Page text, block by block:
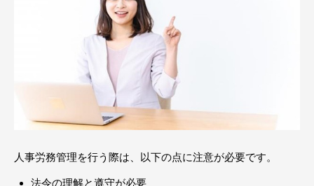
人事労務管理を行う際は、以下の点に注意が必要です。
法令の理解と遵守が必要